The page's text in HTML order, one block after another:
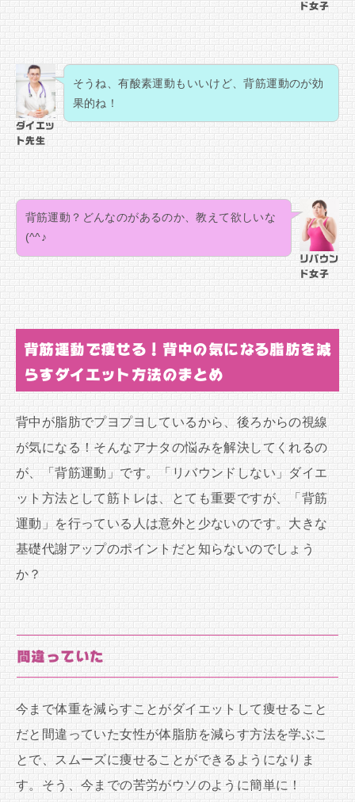
ド女子
ダイエッ
ト先生
そうね、有酸素運動もいいけど、背筋運動のが効
果的ね！
リバウン
ド女子
背筋運動？どんなのがあるのか、教えて欲しいな
(^^♪
背筋運動で痩せる！背中の気になる脂肪を減
らすダイエット方法のまとめ
背中が脂肪でプヨプヨしているから、後ろからの視線
が気になる！そんなアナタの悩みを解決してくれるの
が、「背筋運動」です。「リバウンドしない」ダイエ
ット方法として筋トレは、とても重要ですが、「背筋
運動」を行っている人は意外と少ないのです。大きな
基礎代謝アップのポイントだと知らないのでしょう
か？
間違っていた
今まで体重を減らすことがダイエットして痩せること
だと間違っていた女性が体脂肪を減らす方法を学ぶこ
とで、スムーズに痩せることができるようになりま
す。そう、今までの苦労がウソのように簡単に！